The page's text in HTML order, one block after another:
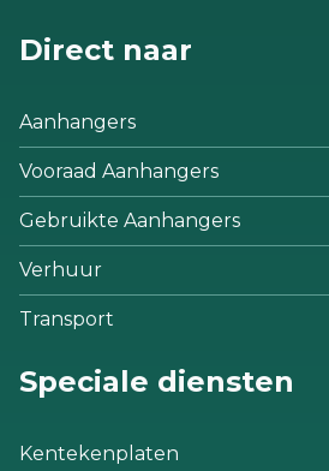
Direct naar
Aanhangers
Vooraad Aanhangers
Gebruikte Aanhangers
Verhuur
Transport
Speciale diensten
Kentekenplaten